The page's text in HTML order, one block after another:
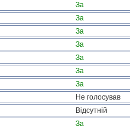
За
За
За
За
За
За
За
Не голосував
Відсутній
За